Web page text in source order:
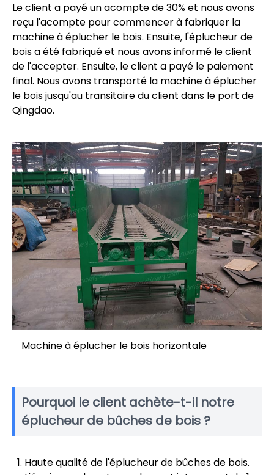
Le client a payé un acompte de 30% et nous avons
reçu l'acompte pour commencer à fabriquer la
machine à éplucher le bois. Ensuite, l'éplucheur de
bois a été fabriqué et nous avons informé le client
de l'accepter. Ensuite, le client a payé le paiement
final. Nous avons transporté la machine à éplucher
le bois jusqu'au transitaire du client dans le port de
Qingdao.
Machine à éplucher le bois horizontale
Pourquoi le client achète-t-il notre
éplucheur de bûches de bois ?
Haute qualité de l'éplucheur de bûches de bois.